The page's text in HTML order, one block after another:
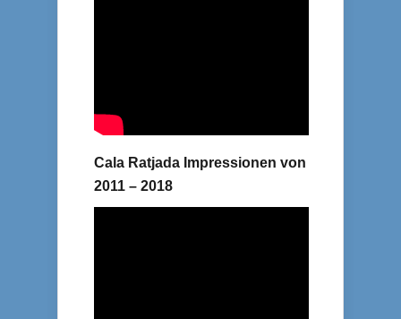
Cala Ratjada Impressionen von
2011 – 2018